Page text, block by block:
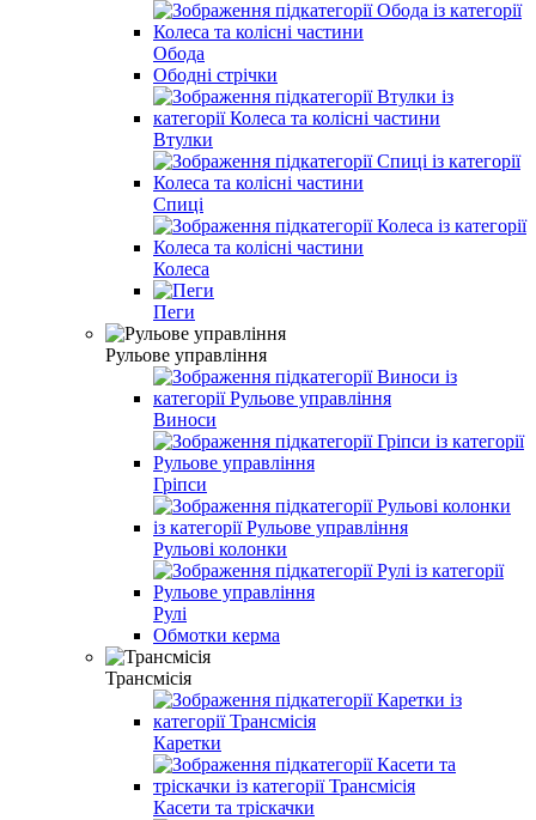
Обода
Ободні стрічки
Втулки
Спиці
Колеса
Пеги
Рульове управління
Виноси
Гріпси
Рульові колонки
Рулі
Обмотки керма
Трансмісія
Каретки
Касети та тріскачки